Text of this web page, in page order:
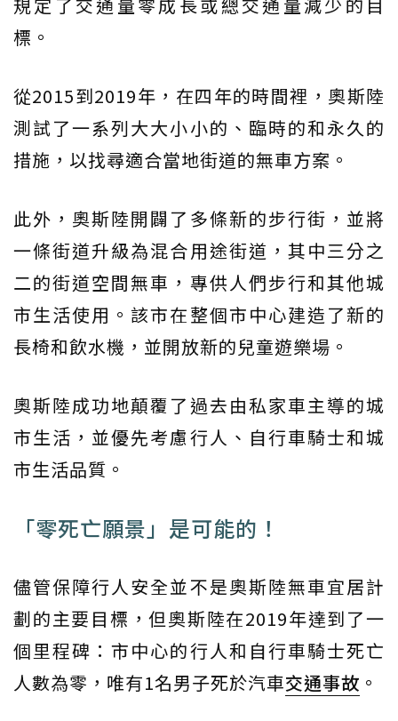
標。
從2015到2019年，在四年的時間裡，奧斯陸
測試了一系列大大小小的、臨時的和永久的
措施，以找尋適合當地街道的無車方案。
此外，奧斯陸開闢了多條新的步行街，並將
一條街道升級為混合用途街道，其中三分之
二的街道空間無車，專供人們步行和其他城
市生活使用。該市在整個市中心建造了新的
長椅和飲水機，並開放新的兒童遊樂場。
奧斯陸成功地顛覆了過去由私家車主導的城
市生活，並優先考慮行人、自行車騎士和城
市生活品質。
「零死亡願景」是可能的！
儘管保障行人安全並不是奧斯陸無車宜居計
劃的主要目標，但奧斯陸在2019年達到了一
個里程碑：市中心的行人和自行車騎士死亡
人數為零，唯有1名男子死於汽車交通事故 。